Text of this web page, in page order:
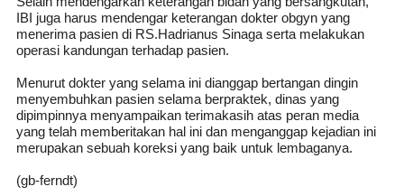
IBI juga harus mendengar keterangan dokter obgyn yang
menerima pasien di RS.Hadrianus Sinaga serta melakukan
operasi kandungan terhadap pasien.
Menurut dokter yang selama ini dianggap bertangan dingin
menyembuhkan pasien selama berpraktek, dinas yang
dipimpinnya menyampaikan terimakasih atas peran media
yang telah memberitakan hal ini dan menganggap kejadian ini
merupakan sebuah koreksi yang baik untuk lembaganya.
(gb-ferndt)